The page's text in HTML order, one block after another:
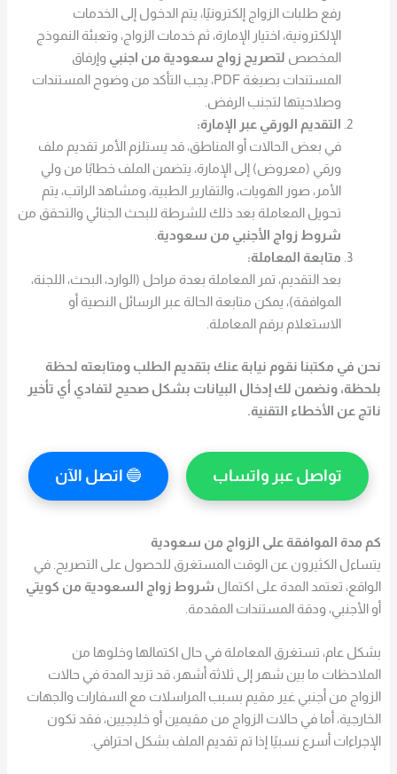
رفع طلبات الزواج إلكترونيًا، يتم الدخول إلى الخدمات
الإلكترونية، اختيار الإمارة، ثم خدمات الزواج، وتعبئة النموذج
المخصص لتصريح زواج سعودية من اجنبي وإرفاق
المستندات بصيغة PDF، يجب التأكد من وضوح المستندات
وصلاحيتها لتجنب الرفض.
التقديم الورقي عبر الإمارة:
في بعض الحالات أو المناطق، قد يستلزم الأمر تقديم ملف
ورقي (معروض) إلى الإمارة، يتضمن الملف خطابًا من ولي
الأمر، صور الهويات، والتقارير الطبية، ومشاهد الراتب، يتم
تحويل المعاملة بعد ذلك للشرطة للبحث الجنائي والتحقق من
شروط زواج الأجنبي من سعودية
متابعة المعاملة:
بعد التقديم، تمر المعاملة بعدة مراحل (الوارد، البحث، اللجنة،
الموافقة)، يمكن متابعة الحالة عبر الرسائل النصية أو
الاستعلام برقم المعاملة.
نحن في مكتبنا نقوم نيابة عنك بتقديم الطلب ومتابعته لحظة
بلحظة، ونضمن لك إدخال البيانات بشكل صحيح لتفادي أي تأخير
ناتج عن الأخطاء التقنية.
تواصل عبر واتساب 🔵 اتصل الآن
كم مدة الموافقة على الزواج من سعودية
يتساءل الكثيرون عن الوقت المستغرق للحصول على التصريح. في
الواقع، تعتمد المدة على اكتمال شروط زواج السعودية من كويتي
أو الأجنبي، ودقة المستندات المقدمة.
بشكل عام، تستغرق المعاملة في حال اكتمالها وخلوها من
الملاحظات ما بين شهر إلى ثلاثة أشهر، قد تزيد المدة في حالات
الزواج من أجنبي غير مقيم بسبب المراسلات مع السفارات والجهات
الخارجية، أما في حالات الزواج من مقيمين أو خليجيين، فقد تكون
الإجراءات أسرع نسبيًا إذا تم تقديم الملف بشكل احترافي.